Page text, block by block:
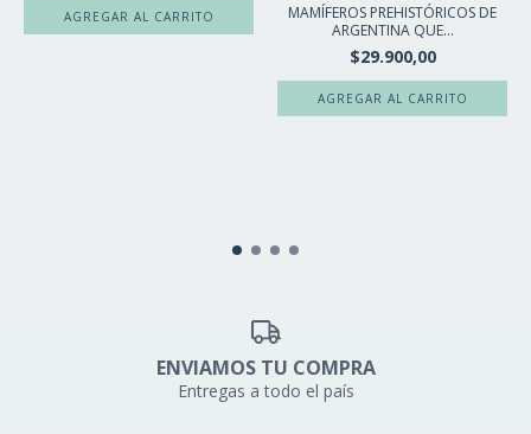
MAMÍFEROS PREHISTÓRICOS DE
ARGENTINA QUE...
$29.900,00
ENVIAMOS TU COMPRA
Entregas a todo el país